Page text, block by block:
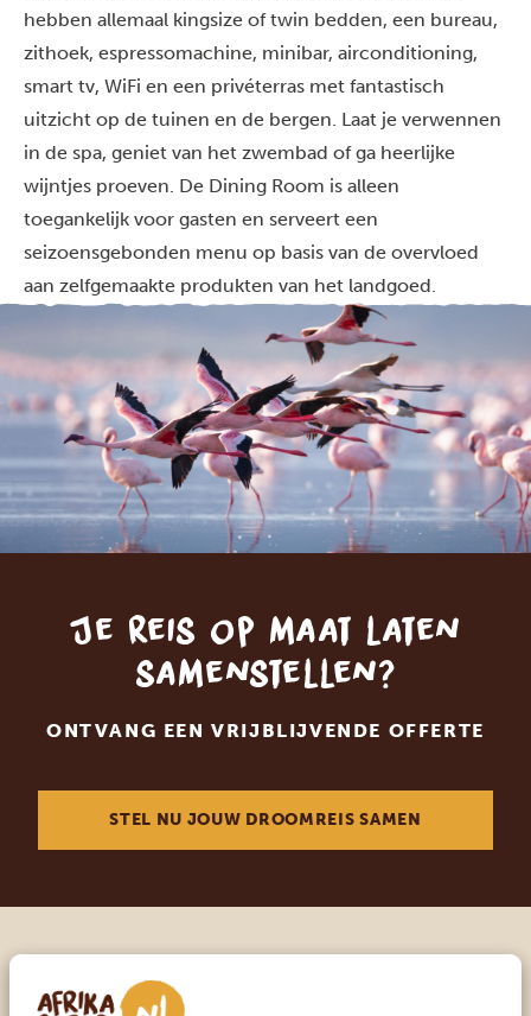
hebben allemaal kingsize of twin bedden, een bureau,
zithoek, espressomachine, minibar, airconditioning,
smart tv, WiFi en een privéterras met fantastisch
uitzicht op de tuinen en de bergen. Laat je verwennen
in de spa, geniet van het zwembad of ga heerlijke
wijntjes proeven. De Dining Room is alleen
toegankelijk voor gasten en serveert een
seizoensgebonden menu op basis van de overvloed
aan zelfgemaakte produkten van het landgoed.
Je reis op maat laten
samenstellen?
ONTVANG EEN VRIJBLIJVENDE OFFERTE
STEL NU JOUW DROOMREIS SAMEN
Praat met een expert